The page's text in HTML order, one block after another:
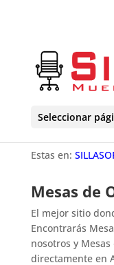
Seleccionar
Estas en:
Mesas de
El mejor sitio
Encontrarás
nosotros y
directamente en